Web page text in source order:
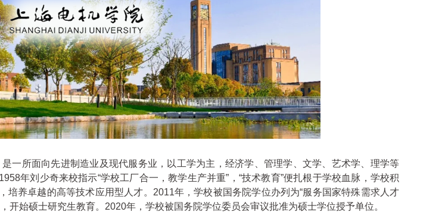
所面向先进制造业及现代服务业，以工学为主，经济学、管理学、文学、艺术学、理学等
年刘少奇来校指示“学校工厂合一，教学生产并重”，“技术教育”便扎根于学校血脉，学校积
培养卓越的高等技术应用型人才。2011年，学校被国务院学位办列为“服务国家特殊需求人才
开始硕士研究生教育。2020年，学校被国务院学位委员会审议批准为硕士学位授予单位。